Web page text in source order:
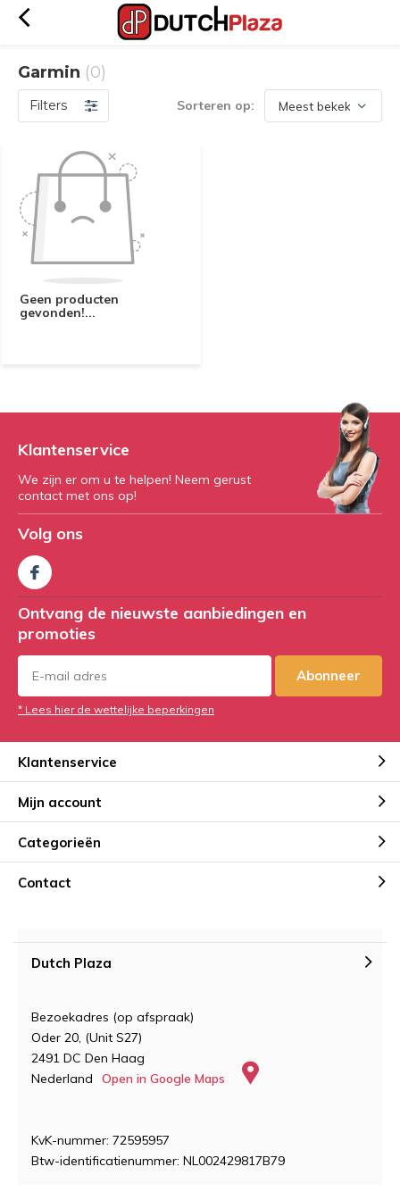
Garmin (0)
Filters Sorteren op:
Geen producten
gevonden!...
Klantenservice
We zijn er om u te helpen! Neem gerust
contact met ons op!
Volg ons
Ontvang de nieuwste aanbiedingen en
promoties
Abonneer
* Lees hier de wettelijke beperkingen
Klantenservice
Mijn account
Categorieën
Contact
Dutch Plaza
Bezoekadres (op afspraak)
Oder 20, (Unit S27)
2491 DC Den Haag
Nederland
Open in Google Maps
KvK-nummer: 72595957
Btw-identificatienummer: NL002429817B79